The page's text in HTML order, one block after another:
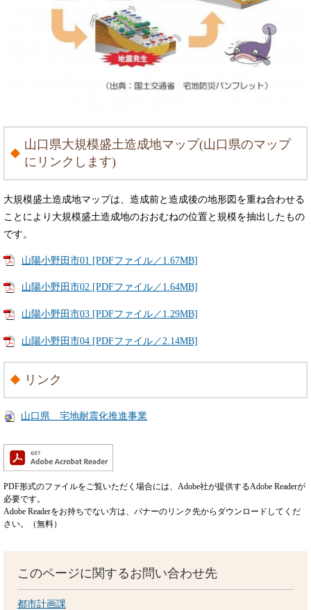
山口県大規模盛土造成地マップ(山口県のマップ
にリンクします)
大規模盛土造成地マップは、造成前と造成後の地形図を重ね合わせる
ことにより大規模盛土造成地のおおむねの位置と規模を抽出したもの
です。
山陽小野田市01 [PDFファイル／1.67MB]
山陽小野田市02 [PDFファイル／1.64MB]
山陽小野田市03 [PDFファイル／1.29MB]
山陽小野田市04 [PDFファイル／2.14MB]
リンク
山口県 宅地耐震化推進事業
PDF形式のファイルをご覧いただく場合には、Adobe社が提供するAdobe Readerが
必要です。
Adobe Readerをお持ちでない方は、バナーのリンク先からダウンロードしてくだ
さい。（無料）
このページに関するお問い合わせ先
都市計画課